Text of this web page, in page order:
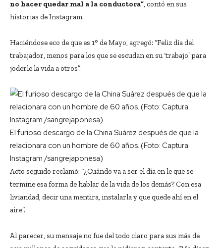
no hacer quedar mal a la conductora”, contó en sus
historias de Instagram.
Haciéndose eco de que es 1° de Mayo, agregó: “Feliz día del
trabajador, menos para los que se escudan en su ‘trabajo’ para
joderle la vida a otros”.
El furioso descargo de la China Suárez después de que la
relacionara con un hombre de 60 años. (Foto: Captura
Instagram /sangrejaponesa)
Acto seguido reclamó: “¿Cuándo va a ser el día en le que se
termine esa forma de hablar de la vida de los demás? Con esa
liviandad, decir una mentira, instalarla y que quede ahí en el
aire”.
Al parecer, su mensaje no fue del todo claro para sus más de